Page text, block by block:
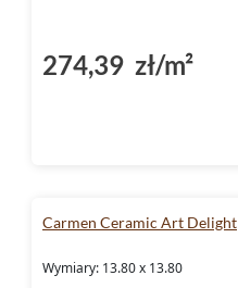
274,39 zł/m²
Carmen Ceramic Art Delight
Wymiary: 13.80 x 13.80